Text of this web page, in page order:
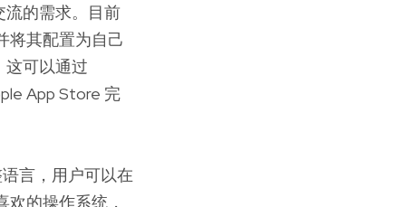
的需求。目前
将其配置为自己
这可以通过
App Store 完
言，用户可以在
的操作系统，